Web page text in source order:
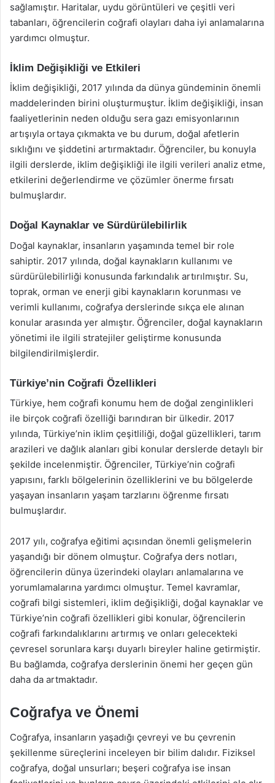
sağlamıştır. Haritalar, uydu görüntüleri ve çeşitli veri
tabanları, öğrencilerin coğrafi olayları daha iyi anlamalarına
yardımcı olmuştur.
İklim Değişikliği ve Etkileri
İklim değişikliği, 2017 yılında da dünya gündeminin önemli
maddelerinden birini oluşturmuştur. İklim değişikliği, insan
faaliyetlerinin neden olduğu sera gazı emisyonlarının
artışıyla ortaya çıkmakta ve bu durum, doğal afetlerin
sıklığını ve şiddetini artırmaktadır. Öğrenciler, bu konuyla
ilgili derslerde, iklim değişikliği ile ilgili verileri analiz etme,
etkilerini değerlendirme ve çözümler önerme fırsatı
bulmuşlardır.
Doğal Kaynaklar ve Sürdürülebilirlik
Doğal kaynaklar, insanların yaşamında temel bir role
sahiptir. 2017 yılında, doğal kaynakların kullanımı ve
sürdürülebilirliği konusunda farkındalık artırılmıştır. Su,
toprak, orman ve enerji gibi kaynakların korunması ve
verimli kullanımı, coğrafya derslerinde sıkça ele alınan
konular arasında yer almıştır. Öğrenciler, doğal kaynakların
yönetimi ile ilgili stratejiler geliştirme konusunda
bilgilendirilmişlerdir.
Türkiye’nin Coğrafi Özellikleri
Türkiye, hem coğrafi konumu hem de doğal zenginlikleri
ile birçok coğrafi özelliği barındıran bir ülkedir. 2017
yılında, Türkiye’nin iklim çeşitliliği, doğal güzellikleri, tarım
arazileri ve dağlık alanları gibi konular derslerde detaylı bir
şekilde incelenmiştir. Öğrenciler, Türkiye’nin coğrafi
yapısını, farklı bölgelerinin özelliklerini ve bu bölgelerde
yaşayan insanların yaşam tarzlarını öğrenme fırsatı
bulmuşlardır.
2017 yılı, coğrafya eğitimi açısından önemli gelişmelerin
yaşandığı bir dönem olmuştur. Coğrafya ders notları,
öğrencilerin dünya üzerindeki olayları anlamalarına ve
yorumlamalarına yardımcı olmuştur. Temel kavramlar,
coğrafi bilgi sistemleri, iklim değişikliği, doğal kaynaklar ve
Türkiye’nin coğrafi özellikleri gibi konular, öğrencilerin
coğrafi farkındalıklarını artırmış ve onları gelecekteki
çevresel sorunlara karşı duyarlı bireyler haline getirmiştir.
Bu bağlamda, coğrafya derslerinin önemi her geçen gün
daha da artmaktadır.
Coğrafya ve Önemi
Coğrafya, insanların yaşadığı çevreyi ve bu çevrenin
şekillenme süreçlerini inceleyen bir bilim dalıdır. Fiziksel
coğrafya, doğal unsurları; beşeri coğrafya ise insan